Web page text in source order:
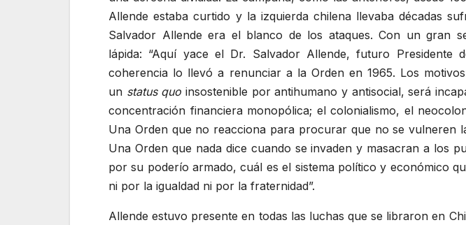
Allende estaba curtido y la izquierda chilena llevaba décadas
Salvador Allende era el blanco de los ataques. Con un gran
lápida:
Aquí yace el Dr. Salvador Allende, futuro Presidente
coherencia lo llevó a renunciar a la Orden en 1965. Los
un status quo insostenible por antihumano y antisocial, será
concentración financiera monopólica; el colonialismo, el
Una Orden que no reacciona para procurar que no se vulneren
Una Orden que nada dice cuando se invaden y masacran a los
por su poderío armado, cuál es el sistema político y económico
ni por la igualdad ni por la fraternidad”.
Allende estuvo presente en todas las luchas que se libraron en